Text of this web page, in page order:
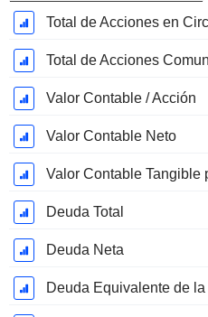
Total de Acciones
Valor Contable / Acción
Valor Contable Neto
Valor Contable Tangible
Deuda Total
Deuda Neta